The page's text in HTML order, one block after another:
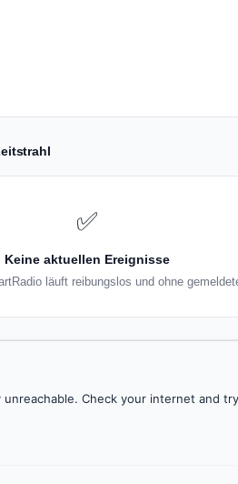
✅
Keine aktuellen Ereignisse
läuft reibungslos und ohne
Check your internet and